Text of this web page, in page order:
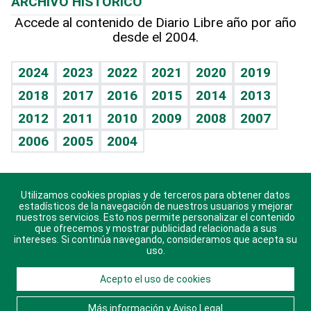
Hablando con el pediatra
Vida y familia
Eñe
Celebrando la vida
Sin complejos
En pocas palabras
Escuchando al corazón
Economía Personal
Línea de hit
TBT Deportivo
Hecho en casa
Guía del dinero
Cumpleaños
Horóscopos
Crucigramas
Accede al contenido de Diario Libre año por año
desde el 2004.
2024 2023 2022 2021 2020
2019
2018
2017 2016 2015 2014
2013
2012
2011 2010 2009 2008
2007
2006
2005 2004
Descarga nuestras aplicaciones para Android, iOS y
sistema Huawei.
© 2021 Diario Libre, todos los derechos reservados.
Consulta elAviso Legal. Ponte en Contacto
Utilizamos cookies propias y de terceros para obtener datos
estadísticos de la navegación de nuestros usuarios y mejorar
nuestros servicios. Esto nos permite personalizar el contenido
que ofrecemos y mostrar publicidad relacionada a sus
intereses. Si continúa navegando, consideramos que acepta su
uso.
Acepto el uso de cookies
Más información y Aviso Legal